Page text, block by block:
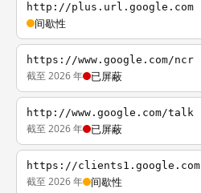
http://plus.url.google.com
间歇性
https://www.google.com/ncr
截至 2026 年 已屏蔽
http://www.google.com/talk
截至 2026 年 已屏蔽
https://clients1.google.com
截至 2026 年 间歇性